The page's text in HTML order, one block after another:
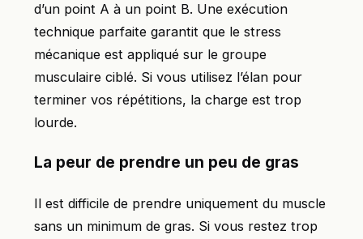
d’un point A à un point B. Une exécution
technique parfaite garantit que le stress
mécanique est appliqué sur le groupe
musculaire ciblé. Si vous utilisez l’élan pour
terminer vos répétitions, la charge est trop
lourde.
La peur de prendre un peu de gras
Il est difficile de prendre uniquement du muscle
sans un minimum de gras. Si vous restez trop